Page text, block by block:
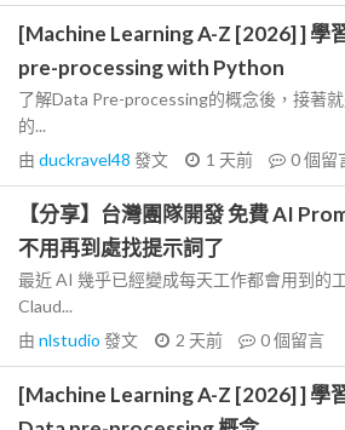
[Machine Learning A-Z [2026] ] 學
pre-processing with Python
了解Data Pre-processing的概念後，接著
的...
由 duckravel48 發文 1 天前 0個留
【分享】台灣團隊開發 免費 AI
不用再到處找提示詞了
最近 AI 幾乎已經變成每天工作都會用到的
Claud...
由 nlstudio 發文 2 天前 0個留言
[Machine Learning A-Z [2026] ] 學